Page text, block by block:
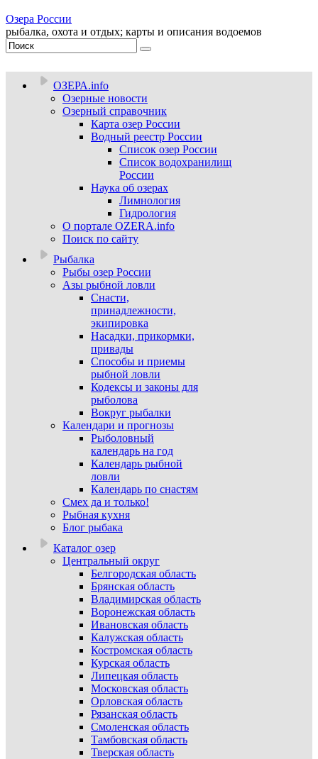
Озера России
рыбалка, охота и отдых; карты и описания водоемов
ОЗЕРА.info
Озерные новости
Озерный справочник
Карта озер России
Водный реестр России
Список озер России
Список водохранилищ
России
Наука об озерах
Лимнология
Гидрология
О портале OZERA.info
Поиск по сайту
Рыбалка
Рыбы озер России
Азы рыбной ловли
Снасти,
принадлежности,
экипировка
Насадки, прикормки,
привады
Способы и приемы
рыбной ловли
Кодексы и законы для
рыболова
Вокруг рыбалки
Календари и прогнозы
Рыболовный
календарь на год
Календарь рыбной
ловли
Календарь по снастям
Смех да и только!
Рыбная кухня
Блог рыбака
Каталог озер
Центральный округ
Белгородская область
Брянская область
Владимирская область
Воронежская область
Ивановская область
Калужская область
Костромская область
Курская область
Липецкая область
Московская область
Орловская область
Рязанская область
Смоленская область
Тамбовская область
Тверская область